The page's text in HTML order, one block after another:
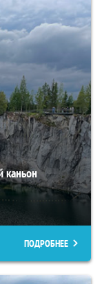
каньон
ПОДРОБНЕЕ